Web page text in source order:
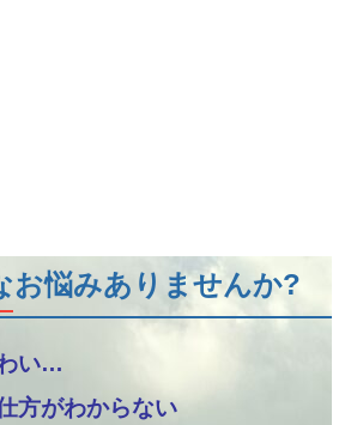
お悩みありませんか?
い…
方がわからない